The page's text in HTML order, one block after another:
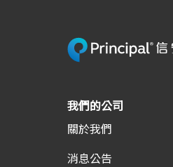
我們的公司
關於我們
消息公告